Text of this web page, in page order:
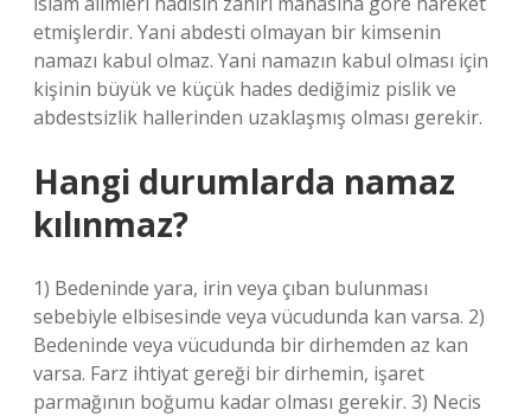
etmişlerdir. Yani abdesti olmayan bir kimsenin
namazı kabul olmaz. Yani namazın kabul olması için
kişinin büyük ve küçük hades dediğimiz pislik ve
abdestsizlik hallerinden uzaklaşmış olması gerekir.
Hangi durumlarda namaz
kılınmaz?
1) Bedeninde yara, irin veya çıban bulunması
sebebiyle elbisesinde veya vücudunda kan varsa. 2)
Bedeninde veya vücudunda bir dirhemden az kan
varsa. Farz ihtiyat gereği bir dirhemin, işaret
parmağının boğumu kadar olması gerekir. 3) Necis